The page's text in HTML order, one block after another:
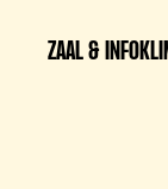
ZAAL & INFO